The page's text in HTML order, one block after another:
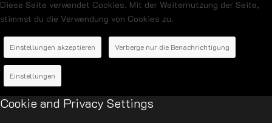
Diese Seite verwendet Cookies. Mit der Weiternutzung der Seite,
stimmst du die Verwendung von Cookies zu.
Einstellungen akzeptieren Verberge nur die Benachrichtigung
Einstellungen
Cookie and Privacy Settings